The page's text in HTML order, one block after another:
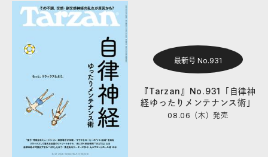
最新号 No.931
『Tarzan』No.931「自律神
経ゆったりメンテナンス術」
08.06（木）発売